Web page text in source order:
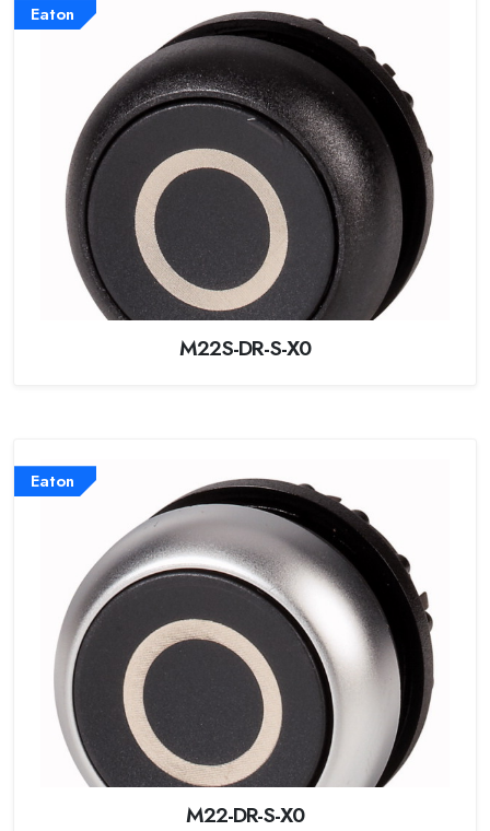
Eaton
M22S-DR-S-X0
Eaton
M22-DR-S-X0